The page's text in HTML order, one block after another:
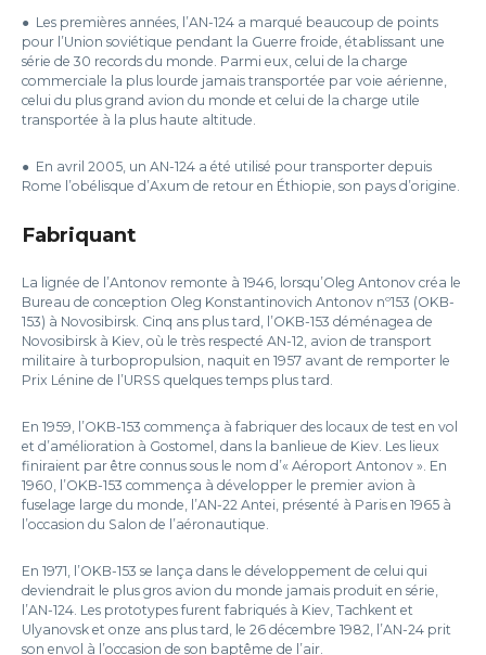
● Les premières années, l’AN-124 a marqué beaucoup de points
pour l’Union soviétique pendant la Guerre froide, établissant une
série de 30 records du monde. Parmi eux, celui de la charge
commerciale la plus lourde jamais transportée par voie aérienne,
celui du plus grand avion du monde et celui de la charge utile
transportée à la plus haute altitude.
● En avril 2005, un AN-124 a été utilisé pour transporter depuis
Rome l’obélisque d’Axum de retour en Éthiopie, son pays d’origine.
Fabriquant
La lignée de l’Antonov remonte à 1946, lorsqu’Oleg Antonov créa le
Bureau de conception Oleg Konstantinovich Antonov nº153 (OKB-
153) à Novosibirsk. Cinq ans plus tard, l’OKB-153 déménagea de
Novosibirsk à Kiev, où le très respecté AN-12, avion de transport
militaire à turbopropulsion, naquit en 1957 avant de remporter le
Prix Lénine de l’URSS quelques temps plus tard.
En 1959, l’OKB-153 commença à fabriquer des locaux de test en vol
et d’amélioration à Gostomel, dans la banlieue de Kiev. Les lieux
finiraient par être connus sous le nom d’« Aéroport Antonov ». En
1960, l’OKB-153 commença à développer le premier avion à
fuselage large du monde, l’AN-22 Antei, présenté à Paris en 1965 à
l’occasion du Salon de l’aéronautique.
En 1971, l’OKB-153 se lança dans le développement de celui qui
deviendrait le plus gros avion du monde jamais produit en série,
l’AN-124. Les prototypes furent fabriqués à Kiev, Tachkent et
Ulyanovsk et onze ans plus tard, le 26 décembre 1982, l’AN-24 prit
son envol à l’occasion de son baptême de l’air.